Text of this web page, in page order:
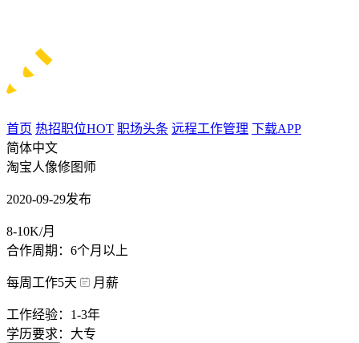
首页 热招职位HOT 职场头条 远程工作管理 下载APP
简体中文
淘宝人像修图师
2020-09-29发布
8-10K/月
合作周期：6个月以上
每周工作5天 月薪
工作经验：1-3年
学历要求：大专